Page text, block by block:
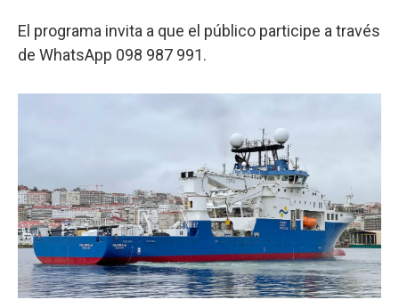
El programa invita a que el público participe a través
de WhatsApp 098 987 991.